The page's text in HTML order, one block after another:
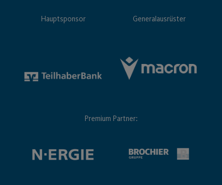
Hauptsponsor Generalausrüster
Premium Partner: